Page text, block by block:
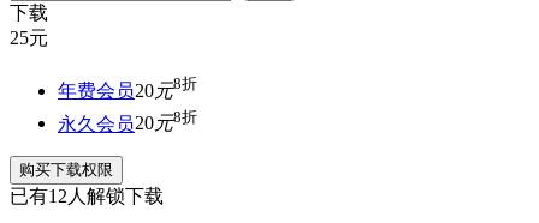
下载
25元
年费会员20元8折
永久会员20元8折
购买下载权限
已有12人解锁下载